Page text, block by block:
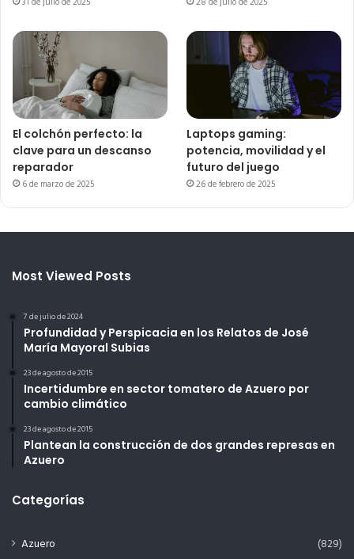
El colchón perfecto: la
clave para un descanso
reparador
6 de marzo de 2025
Laptops gaming:
potencia, movilidad y el
futuro del juego
26 de febrero de 2025
Most Viewed Posts
7 de julio de 2024
Profundidad y Perspicacia en los Relatos de José
María Mayoral Subias
23 de agosto de 2015
Incertidumbre en sector tomatero de Azuero por
cambio climático
23 de agosto de 2015
Plantean la construcción de dos grandes represas en
Azuero
Categorías
Azuero
(829)